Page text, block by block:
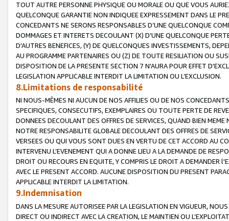
TOUT AUTRE PERSONNE PHYSIQUE OU MORALE OU QUE VOUS
QUELCONQUE GARANTIE NON INDIQUEE EXPRESSEMENT DANS LE
CONCEDANTS NE SERONS RESPONSABLES D’UNE QUELCONQUE
DOMMAGES ET INTERETS DECOULANT (X) D'UNE QUELCONQUE
D'AUTRES BENEFICES, (Y) DE QUELCONQUES INVESTISSEMENTS,
AU PROGRAMME PARTENAIRES OU (Z) DE TOUTE RESILIATION OU
DISPOSITION DE LA PRESENTE SECTION 7 N'AURA POUR EFFET
LEGISLATION APPLICABLE INTERDIT LA LIMITATION OU L’EXCLUSION.
8.Limitations de responsabilité
NI NOUS-MÊMES NI AUCUN DE NOS AFFILIES OU DE NOS
SPECIFIQUES, CONSECUTIFS, EXEMPLAIRES OU TOUTE PERTE DE
DONNEES DECOULANT DES OFFRES DE SERVICES, QUAND BIEN
NOTRE RESPONSABILITE GLOBALE DECOULANT DES OFFRES DE
VERSEES OU QUI VOUS SONT DUES EN VERTU DE CET ACCORD AU
INTERVENU L’EVENEMENT QUI A DONNE LIEU A LA DEMANDE DE
DROIT OU RECOURS EN EQUITE, Y COMPRIS LE DROIT A DEMANDER
AVEC LE PRESENT ACCORD. AUCUNE DISPOSITION DU PRESENT
APPLICABLE INTERDIT LA LIMITATION.
9.Indemnisation
DANS LA MESURE AUTORISEE PAR LA LEGISLATION EN VIGUEUR,
DIRECT OU INDIRECT AVEC LA CREATION, LE MAINTIEN OU